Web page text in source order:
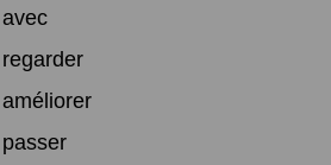
avec
regarder
améliorer
passer